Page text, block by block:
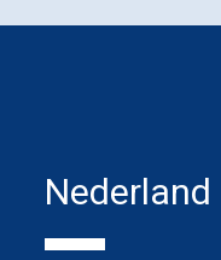
Nederland